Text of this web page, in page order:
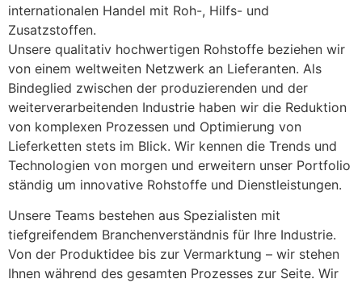
internationalen Handel mit Roh-, Hilfs- und
Zusatzstoffen.
Unsere qualitativ hochwertigen Rohstoffe beziehen wir
von einem weltweiten Netzwerk an Lieferanten. Als
Bindeglied zwischen der produzierenden und der
weiterverarbeitenden Industrie haben wir die Reduktion
von komplexen Prozessen und Optimierung von
Lieferketten stets im Blick. Wir kennen die Trends und
Technologien von morgen und erweitern unser Portfolio
ständig um innovative Rohstoffe und Dienstleistungen.
Unsere Teams bestehen aus Spezialisten mit
tiefgreifendem Branchenverständnis für Ihre Industrie.
Von der Produktidee bis zur Vermarktung – wir stehen
Ihnen während des gesamten Prozesses zur Seite. Wir